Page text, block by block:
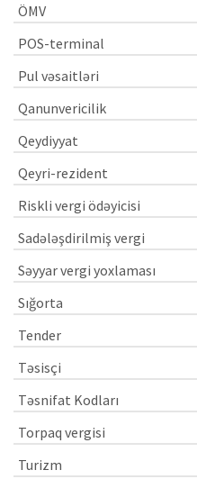
ÖMV
POS-terminal
Pul vəsaitləri
Qanunvericilik
Qeydiyyat
Qeyri-rezident
Riskli vergi ödəyicisi
Sadələşdirilmiş vergi
Səyyar vergi yoxlaması
Sığorta
Tender
Təsisçi
Təsnifat Kodları
Torpaq vergisi
Turizm